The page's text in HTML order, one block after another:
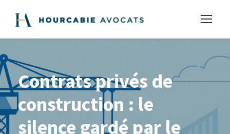
Contrats privés de
construction : le
silence gardé par le